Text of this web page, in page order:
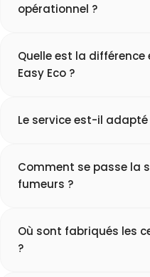
opérationnel ?
Quelle est la différence
Easy Eco ?
Le service est-il
Comment se passe la
fumeurs ?
Où sont fabriqués les
?